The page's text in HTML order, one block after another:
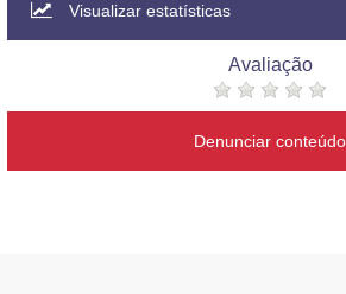
Visualizar estatísticas
Avaliação
Denunciar conteúdo